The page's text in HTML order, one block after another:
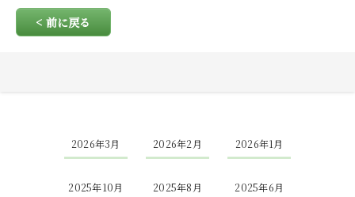
< 前に戻る
2026年3月 2026年2月 2026年1月
2025年10月 2025年8月 2025年6月